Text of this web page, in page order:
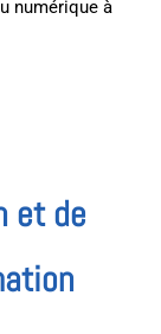
numérique à
et de